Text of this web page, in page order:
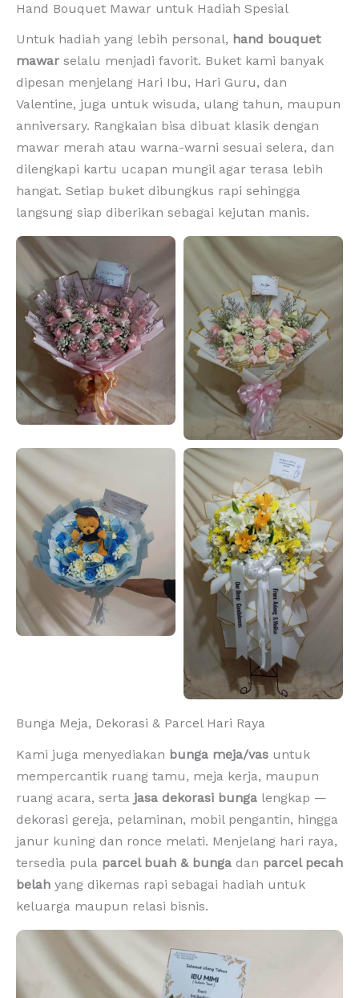
Hand Bouquet Mawar untuk Hadiah Spesial
Untuk hadiah yang lebih personal, hand bouquet
mawar selalu menjadi favorit. Buket kami banyak
dipesan menjelang Hari Ibu, Hari Guru, dan
Valentine, juga untuk wisuda, ulang tahun, maupun
anniversary. Rangkaian bisa dibuat klasik dengan
mawar merah atau warna-warni sesuai selera, dan
dilengkapi kartu ucapan mungil agar terasa lebih
hangat. Setiap buket dibungkus rapi sehingga
langsung siap diberikan sebagai kejutan manis.
Bunga Meja, Dekorasi & Parcel Hari Raya
Kami juga menyediakan bunga meja/vas untuk
mempercantik ruang tamu, meja kerja, maupun
ruang acara, serta jasa dekorasi bunga lengkap —
dekorasi gereja, pelaminan, mobil pengantin, hingga
janur kuning dan ronce melati. Menjelang hari raya,
tersedia pula parcel buah & bunga dan parcel pecah
belah yang dikemas rapi sebagai hadiah untuk
keluarga maupun relasi bisnis.